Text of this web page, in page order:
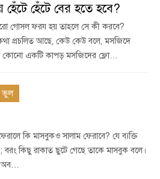
হেঁটে হেঁটে বের হতে হবে?
গোসল ফরয হয় তাহলে সে কী করবে?
প্রচলিত আছে, কেউ কেউ বলে, মসজিদে
কোনো একটি কাপড় মসজিদের ফ্লো…
ভুল
কি মাসবুকও সালাম ফেরাবে? যে ব্যক্তি
বরং কিছু রাকাত ছুটে গেছে তাকে মাসবুক বলে।
অব…